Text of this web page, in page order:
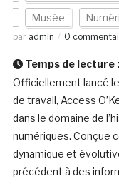
Musée
par admin 0
Temps de lecture :
Officiellement lancé
de travail, Access
dans le domaine de
numériques. Conçue
dynamique et
précédent à des